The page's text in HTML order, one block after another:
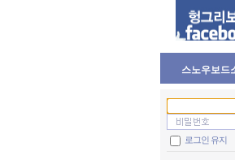
스노우보드
로그인 유지